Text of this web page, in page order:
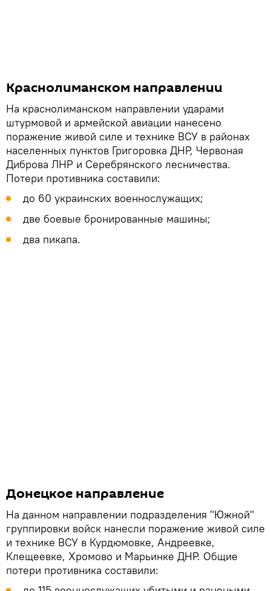
Краснолиманском направлении
На краснолиманском направлении ударами
штурмовой и армейской авиации нанесено
поражение живой силе и технике ВСУ в районах
населенных пунктов Григоровка ДНР, Червоная
Диброва ЛНР и Серебрянского лесничества.
Потери противника составили:
до 60 украинских военнослужащих;
две боевые бронированные машины;
два пикапа.
Донецкое направление
На данном направлении подразделения "Южной"
группировки войск нанесли поражение живой силе
и технике ВСУ в Курдюмовке, Андреевке,
Клещеевке, Хромово и Марьинке ДНР. Общие
потери противника составили: